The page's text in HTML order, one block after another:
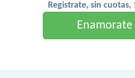
Registrate, sin cuotas,
Enamorate